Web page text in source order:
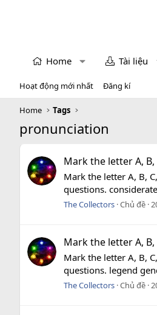
Home Tài liệu
Hoạt động mới nhất Đăng kí
Home Tags
pronunciation
Mark the letter A,
Mark the letter A, B,
questions.
The Collectors Chủ đề
Mark the letter A,
Mark the letter A, B,
questions. legend
The Collectors Chủ đề